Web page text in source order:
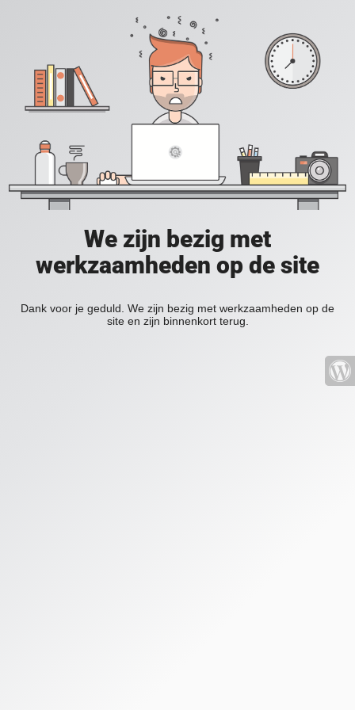
We zijn bezig met
werkzaamheden op de site
Dank voor je geduld. We zijn bezig met werkzaamheden op de
site en zijn binnenkort terug.